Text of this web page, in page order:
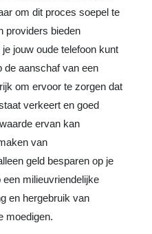
om dit proces soepel te
providers bieden
jouw oude telefoon kunt
de aanschaf van een
om ervoor te zorgen dat
verkeert en goed
ervan kan
van
geld besparen op je
milieuvriendelijke
en hergebruik van
moedigen.